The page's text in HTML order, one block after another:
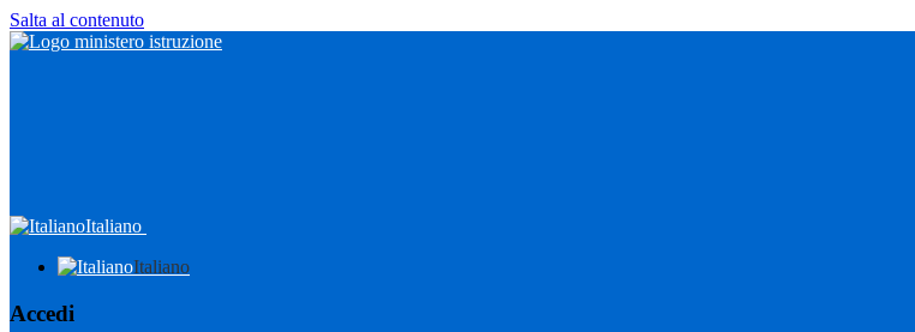
Salta al contenuto
Italiano
Italiano
Accedi